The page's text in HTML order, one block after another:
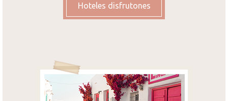
Hoteles disfrutones